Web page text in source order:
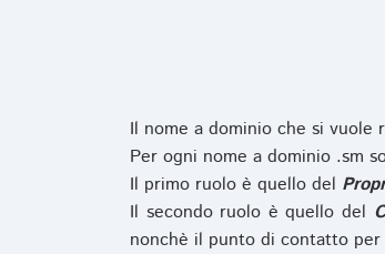
Il nome a dominio che si vuole
Per ogni nome a dominio .sm
Il primo ruolo è quello del
Il secondo ruolo è quello del
nonchè il punto di contatto